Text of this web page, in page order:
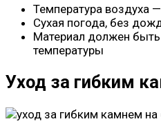
Температура воздуха —
Сухая погода, без
Материал должен
температуры
Уход за гибким